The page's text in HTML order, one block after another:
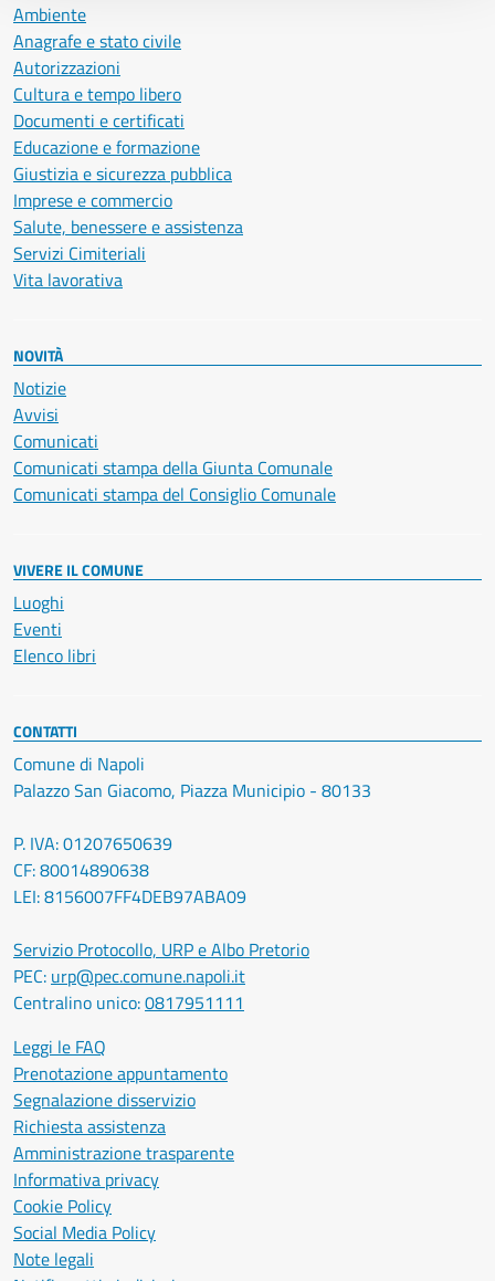
Ambiente
Anagrafe e stato civile
Autorizzazioni
Cultura e tempo libero
Documenti e certificati
Educazione e formazione
Giustizia e sicurezza pubblica
Imprese e commercio
Salute, benessere e assistenza
Servizi Cimiteriali
Vita lavorativa
NOVITÀ
Notizie
Avvisi
Comunicati
Comunicati stampa della Giunta Comunale
Comunicati stampa del Consiglio Comunale
VIVERE IL COMUNE
Luoghi
Eventi
Elenco libri
CONTATTI
Comune di Napoli
Palazzo San Giacomo, Piazza Municipio - 80133
P. IVA: 01207650639
CF: 80014890638
LEI: 8156007FF4DEB97ABA09
Servizio Protocollo, URP e Albo Pretorio
PEC: urp@pec.comune.napoli.it
Centralino unico:0817951111
Leggi le FAQ
Prenotazione appuntamento
Segnalazione disservizio
Richiesta assistenza
Amministrazione trasparente
Informativa privacy
Cookie Policy
Social Media Policy
Note legali